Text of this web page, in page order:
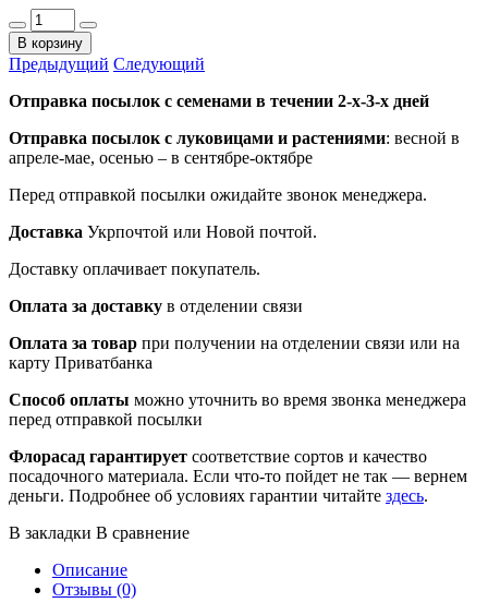
В корзину
Предыдущий Следующий
Отправка посылок с семенами в течении 2-х-3-х дней
Отправка посылок с луковицами и растениями: весной в
апреле-мае, осенью – в сентябре-октябре
Перед отправкой посылки ожидайте звонок менеджера.
Доставка Укрпочтой или Новой почтой.
Доставку оплачивает покупатель.
Оплата за доставку в отделении связи
Оплата за товар при получении на отделении связи или на
карту Приватбанка
Способ оплаты можно уточнить во время звонка менеджера
перед отправкой посылки
Флорасад гарантирует соответствие сортов и качество
посадочного материала. Если что-то пойдет не так — вернем
деньги. Подробнее об условиях гарантии читайте здесь.
В закладки В сравнение
Описание
Отзывы (0)